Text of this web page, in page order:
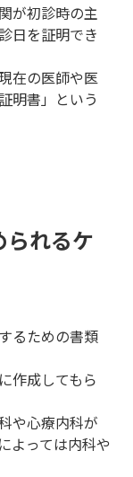
が初診時の主
日を証明でき
在の医師や医
明書」という
られるケ
るための書類
作成してもら
や心療内科が
よっては内科や